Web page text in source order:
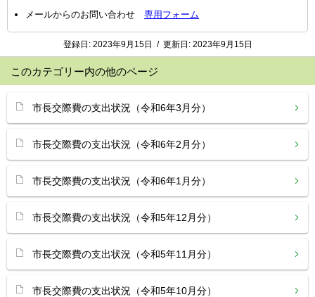
メールからのお問い合わせ 専用フォーム
登録日: 2023年9月15日 / 更新日: 2023年9月15日
このカテゴリー内の他のページ
市長交際費の支出状況（令和6年3月分）
市長交際費の支出状況（令和6年2月分）
市長交際費の支出状況（令和6年1月分）
市長交際費の支出状況（令和5年12月分）
市長交際費の支出状況（令和5年11月分）
市長交際費の支出状況（令和5年10月分）